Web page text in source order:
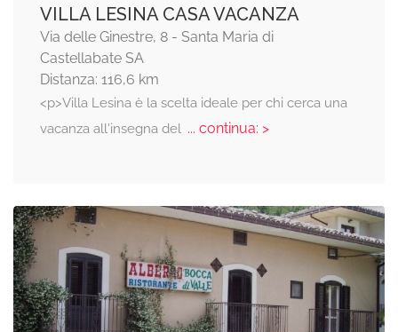
VILLA LESINA CASA VACANZA
Via delle Ginestre, 8 - Santa Maria di
Castellabate SA
Distanza: 116,6 km
<p>Villa Lesina è la scelta ideale per chi cerca una
vacanza all'insegna del... continua: >